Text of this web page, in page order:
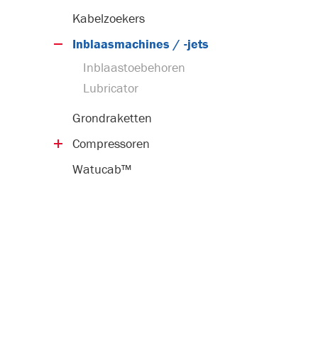
Kabelzoekers
Inblaasmachines / -jets
Inblaastoebehoren
Lubricator
Grondraketten
Compressoren
Mobiele compressoren
Watucab™